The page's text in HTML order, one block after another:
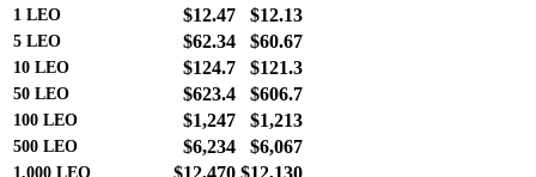
1 LEO $12.47 $12.13
5 LEO $62.34 $60.67
10 LEO $124.7 $121.3
50 LEO $623.4 $606.7
100 LEO $1,247 $1,213
500 LEO $6,234 $6,067
1,000 LEO $12,470 $12,130